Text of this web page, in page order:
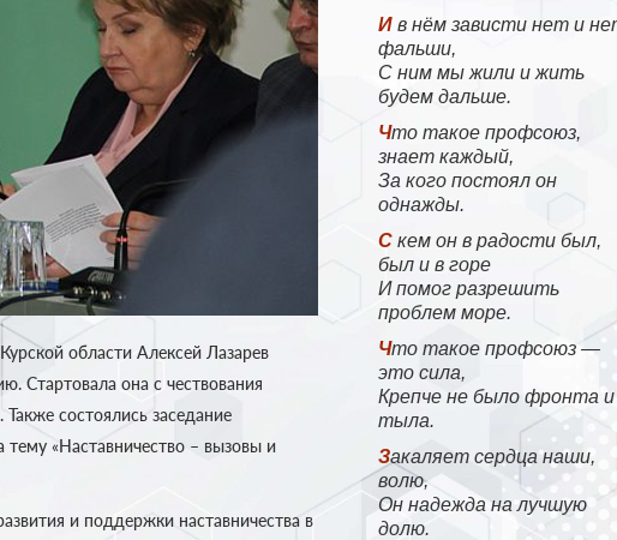
И в нём зависти нет и нет
фальши,
С ним мы жили и жить
будем дальше.
Что такое профсоюз,
знает каждый,
За кого постоял он
однажды.
С кем он в радости был,
был и в горе
И помог разрешить
проблем море.
Что такое профсоюз —
это сила,
Крепче не было фронта и
тыла.
Закаляет сердца наши,
волю,
Он надежда на лучшую
долю.
области Алексей Лазарев
Стартовала она с чествования
состоялись заседание
«Наставничество – вызовы и
и поддержки наставничества в